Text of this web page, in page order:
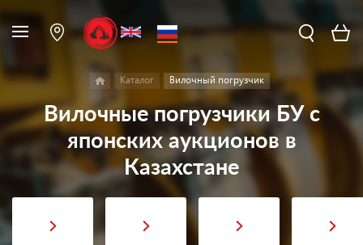
Каталог Вилочный погрузчик
Вилочные погрузчики БУ с
японских аукционов в
Казахстане